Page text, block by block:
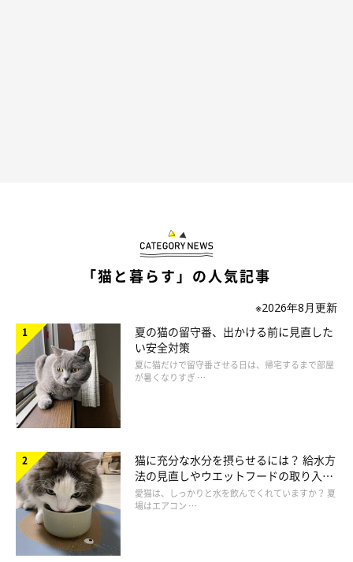
どんな荷物にも反応する
たあと、体をこすりつけたり、中のものを触ろうとしま
す」
「帰宅時に部屋に持って入ったものはすべてチェックが入
ります。何かいいものがないか興味津々です」
「私のバッグや着ていた洋服など、愛猫自身が納得するま
「猫と暮らす」の人気記事
※2026年8月更新
夏の猫の留守番、出かける前に見直した
い安全対策
夏に猫だけで留守番させる日は、帰宅するまで部屋
が暑くなりすぎ …
猫に充分な水分を摂らせるには？ 給水方
法の見直しやウエットフードの取り入れ
方を解説
愛猫は、しっかりと水を飲んでくれていますか？ 夏
場はエアコン …